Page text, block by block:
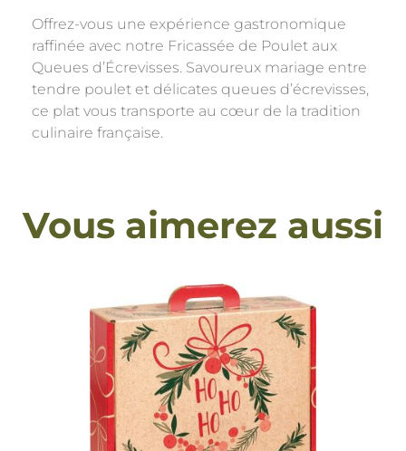
Offrez-vous une expérience gastronomique
raffinée avec notre Fricassée de Poulet aux
Queues d’Écrevisses. Savoureux mariage entre
tendre poulet et délicates queues d’écrevisses,
ce plat vous transporte au cœur de la tradition
culinaire française.
Vous aimerez aussi